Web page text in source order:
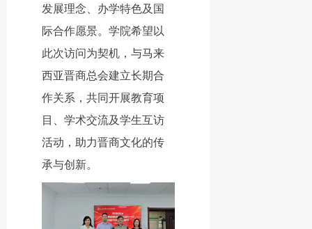
发展理念、办学特色及国
际合作愿景。学院希望以
此次访问为契机，与马来
西亚晋商总会建立长期合
作关系，共同开展教育项
目、学术交流及学生互访
活动，助力晋商文化的传
承与创新。